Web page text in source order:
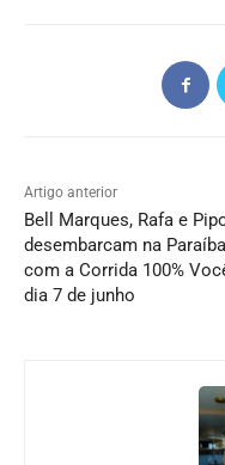
Artigo anterior
Bell Marques, Rafa e
desembarcam na Paraíba
com a Corrida 100%
dia 7 de junho